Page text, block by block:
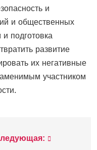
и
и общественных
подготовка
развитие
их негативные
участником